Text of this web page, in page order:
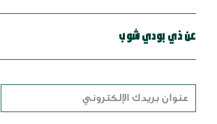
عن ذي بودي شوب